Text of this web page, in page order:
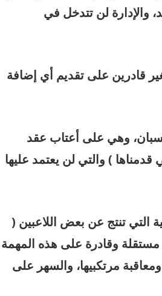
والإدارة لن تتدخل في
قادرين على تقديم أي إضافة
وهي على أعتاب عقد
) والتي لن يعتمد عليها
التي تنتج عن بعض اللاعبين (
مستقلة وقادرة على هذه المهمة
مرتكبيها، والسهر على